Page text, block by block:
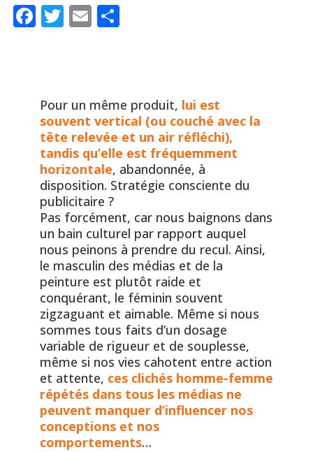
Facebook
Twitter
Email
Pour un même produit, lui est
souvent vertical (ou couché avec la
tête relevée et un air réfléchi),
tandis qu’elle est fréquemment
horizontale, abandonnée, à
disposition. Stratégie consciente du
publicitaire ?
Pas forcément, car nous baignons dans
un bain culturel par rapport auquel
nous peinons à prendre du recul. Ainsi,
le masculin des médias et de la
peinture est plutôt raide et
conquérant, le féminin souvent
zigzaguant et aimable. Même si nous
sommes tous faits d’un dosage
variable de rigueur et de souplesse,
même si nos vies cahotent entre action
et attente, ces clichés homme-femme
répétés dans tous les médias ne
peuvent manquer d’influencer nos
conceptions et nos
comportements…